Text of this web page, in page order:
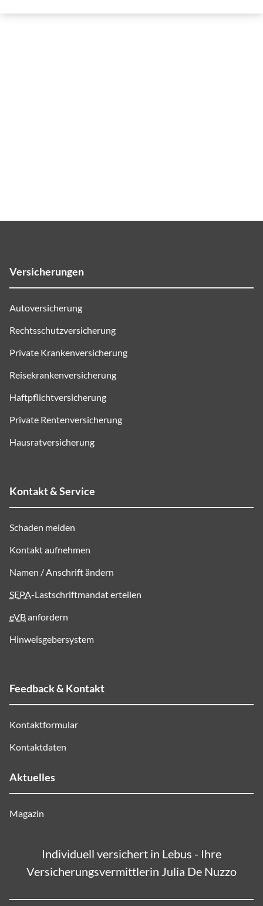
Versicherungen
Autoversicherung
Rechtsschutzversicherung
Private Krankenversicherung
Reisekrankenversicherung
Haftpflichtversicherung
Private Rentenversicherung
Hausratversicherung
Kontakt & Service
Schaden melden
Kontakt aufnehmen
Namen / Anschrift ändern
SEPA-Lastschriftmandat erteilen
eVBanfordern
Hinweisgebersystem
Feedback & Kontakt
Kontaktformular
Kontaktdaten
Aktuelles
Magazin
Individuell versichert in Lebus - Ihre
Versicherungsvermittlerin Julia De Nuzzo